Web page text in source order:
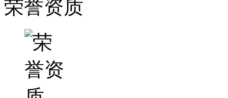
荣誉资质